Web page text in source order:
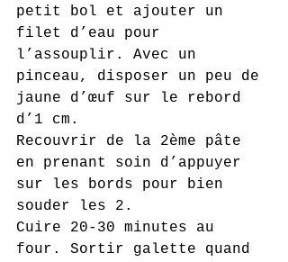
petit bol et ajouter un
filet d’eau pour
l’assouplir. Avec un
pinceau, disposer un peu de
jaune d’œuf sur le rebord
d’1 cm.
Recouvrir de la 2ème pâte
en prenant soin d’appuyer
sur les bords pour bien
souder les 2.
Cuire 20-30 minutes au
four. Sortir galette quand